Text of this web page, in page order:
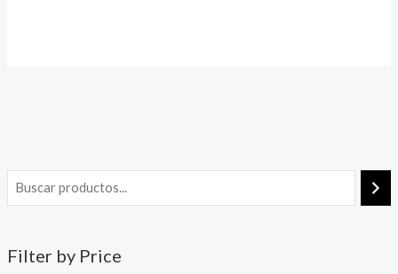
Filter by Price